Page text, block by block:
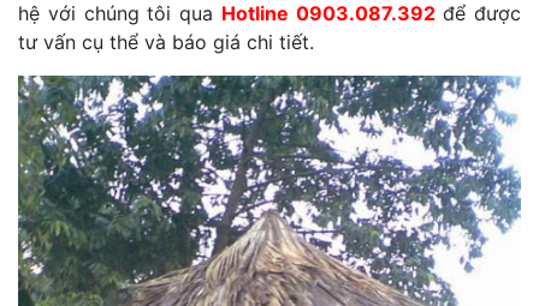
hệ với chúng tôi qua Hotline 0903.087.392để được
tư vấn cụ thể và báo giá chi tiết.